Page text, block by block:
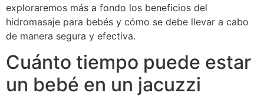
exploraremos más a fondo los beneficios del
hidromasaje para bebés y cómo se debe llevar a cabo
de manera segura y efectiva.
Cuánto tiempo puede estar
un bebé en un jacuzzi